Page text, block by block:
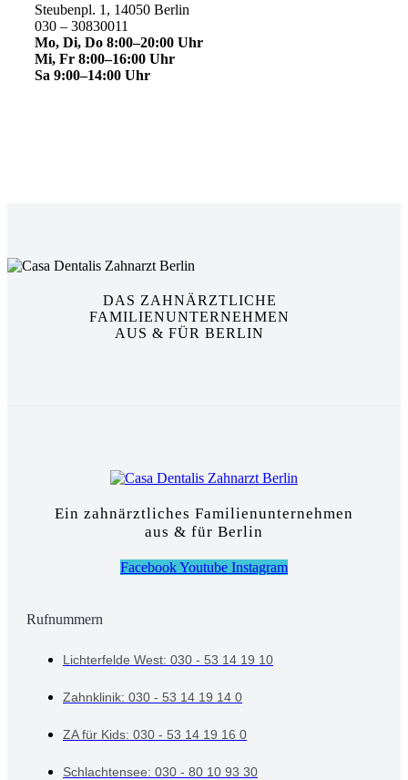
Steubenpl. 1, 14050 Berlin
030 – 30830011
Mo, Di, Do 8:00–20:00 Uhr
Mi, Fr 8:00–16:00 Uhr
Sa 9:00–14:00 Uhr
DAS ZAHNÄRZTLICHE
FAMILIENUNTERNEHMEN
AUS & FÜR BERLIN
Ein zahnärztliches Familienunternehmen
aus & für Berlin
FacebookYoutube Instagram
Rufnummern
Lichterfelde West: 030 - 53 14 19 10
Zahnklinik: 030 - 53 14 19 14 0
ZA für Kids: 030 - 53 14 19 16 0
Schlachtensee: 030 - 80 10 93 30